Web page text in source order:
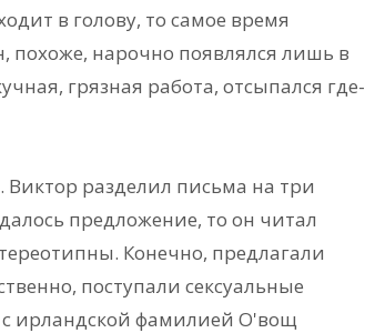
в голову, то самое время
похоже, нарочно появлялся лишь в
грязная работа, отсыпался где-
Виктор разделил письма на три
предложение, то он читал
Конечно, предлагали
поступали сексуальные
ирландской фамилией О'вощ